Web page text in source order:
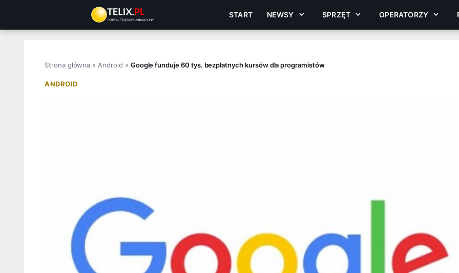
treści
START NEWSY SPRZĘT OPERATORZY
Strona główna » Android » Google funduje 60 tys. bezpłatnych kursów dla programistów
ANDROID